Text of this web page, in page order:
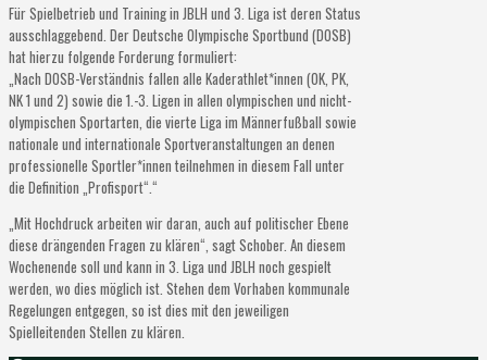
Für Spielbetrieb und Training in JBLH und 3. Liga ist deren Status
ausschlaggebend. Der Deutsche Olympische Sportbund (DOSB)
hat hierzu folgende Forderung formuliert:
„Nach DOSB-Verständnis fallen alle Kaderathlet*innen (OK, PK,
NK 1 und 2) sowie die 1.-3. Ligen in allen olympischen und nicht-
olympischen Sportarten, die vierte Liga im Männerfußball sowie
nationale und internationale Sportveranstaltungen an denen
professionelle Sportler*innen teilnehmen in diesem Fall unter
die Definition „Profisport“.“
„Mit Hochdruck arbeiten wir daran, auch auf politischer Ebene
diese drängenden Fragen zu klären“, sagt Schober. An diesem
Wochenende soll und kann in 3. Liga und JBLH noch gespielt
werden, wo dies möglich ist. Stehen dem Vorhaben kommunale
Regelungen entgegen, so ist dies mit den jeweiligen
Spielleitenden Stellen zu klären.